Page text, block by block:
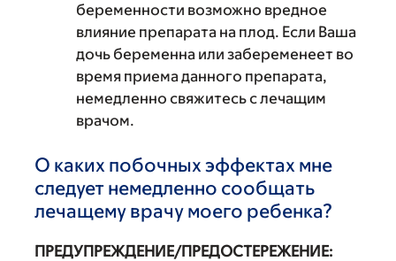
беременности возможно вредное
влияние препарата на плод. Если Ваша
дочь беременна или забеременеет во
время приема данного препарата,
немедленно свяжитесь с лечащим
врачом.
О каких побочных эффектах мне
следует немедленно сообщать
лечащему врачу моего ребенка?
ПРЕДУПРЕЖДЕНИЕ/ПРЕДОСТЕРЕЖЕНИЕ: